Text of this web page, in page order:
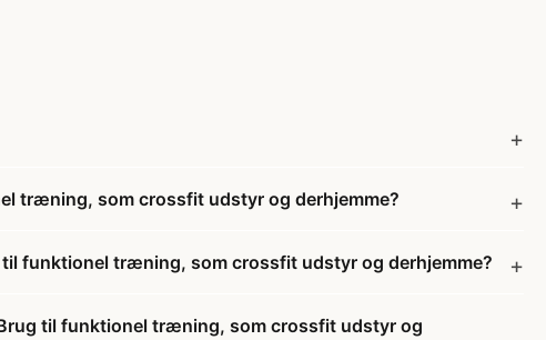
træning, som crossfit udstyr og derhjemme?
funktionel træning, som crossfit udstyr og derhjemme?
til funktionel træning, som crossfit udstyr og